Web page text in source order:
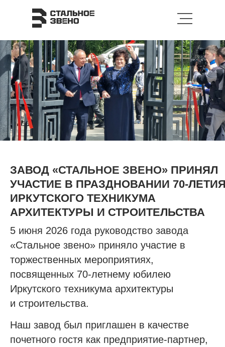
ЗАВОД «СТАЛЬНОЕ ЗВЕНО» ПРИНЯЛ
УЧАСТИЕ В ПРАЗДНОВАНИИ 70-
ИРКУТСКОГО ТЕХНИКУМА
АРХИТЕКТУРЫ И СТРОИТЕЛЬСТВА
5 июня 2026 года руководство завода
«Стальное звено» приняло участие в
торжественных мероприятиях,
посвященных 70-летнему юбилею
Иркутского техникума архитектуры
и строительства.
Наш завод был приглашен в качестве
почетного гостя как предприятие-партнер,